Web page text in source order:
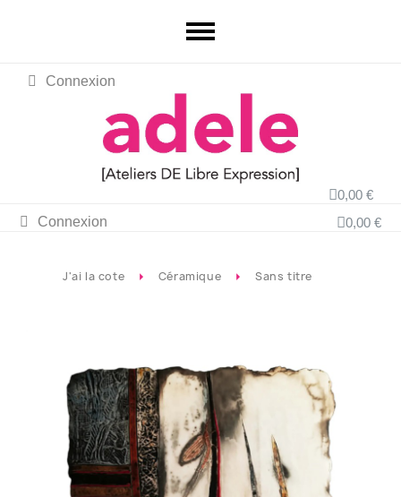
Connexion
0,00 €
Connexion
0,00 €
J'ai la cote Céramique Sans titre